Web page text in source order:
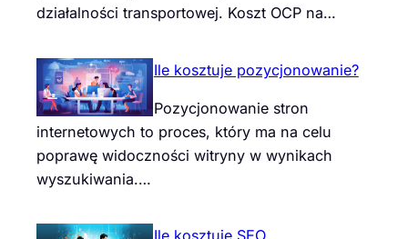
działalności transportowej. Koszt OCP na…
Ile kosztuje pozycjonowanie?
Pozycjonowanie stron
internetowych to proces, który ma na celu
poprawę widoczności witryny w wynikach
wyszukiwania.…